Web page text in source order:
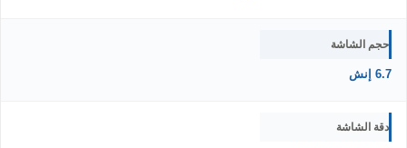
حجم الشاشة
6.7 إنش
دقة الشاشة